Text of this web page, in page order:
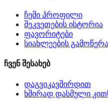
ჩემი პროფილი
შეკვეთების ისტორია
ფავორიტები
სიახლეების გამოწერა
ჩვენ შესახებ
დაგვიკავშირდით
ხშირად დასმული